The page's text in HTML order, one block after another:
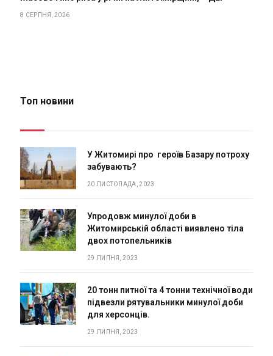
8 СЕРПНЯ, 2026
Топ новини
У Житомирі про героїв Базару потроху
забувають?
20 ЛИСТОПАДА, 2023
Упродовж минулої доби в
Житомирській області виявлено тіла
двох потопельників
29 ЛИПНЯ, 2023
20 тонн питної та 4 тонни технічної води
підвезли рятувальники минулої доби
для херсонців.
29 ЛИПНЯ, 2023